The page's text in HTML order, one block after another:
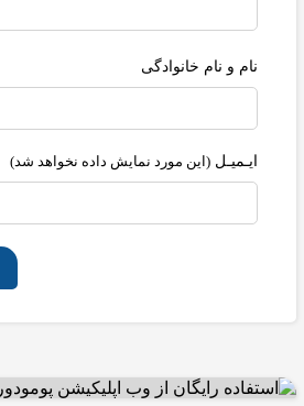
نام و نام خانوادگی
ایـمیـل (این مورد نمایش داده نخواهد شد)